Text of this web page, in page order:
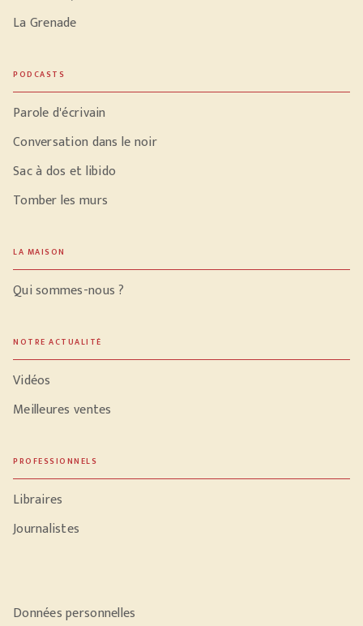
La Grenade
PODCASTS
Parole d'écrivain
Conversation dans le noir
Sac à dos et libido
Tomber les murs
LA MAISON
Qui sommes-nous ?
NOTRE ACTUALITÉ
Vidéos
Meilleures ventes
PROFESSIONNELS
Libraires
Journalistes
Données personnelles